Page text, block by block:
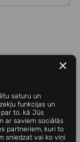
saturu un
funkcijas un
to, kā Jūs
ar saviem sociālās
partneriem, kuri to
sniedzat vai ko viņi
kvalitāti?
darīt?